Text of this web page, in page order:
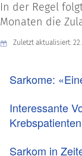
In der Regel
Monaten die
Zuletzt aktualisiert:
Sarkome:
Interessante
Krebspatienten
Sarkom in